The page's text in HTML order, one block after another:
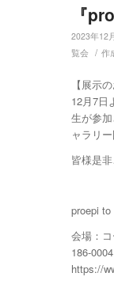
『
2023年12
覧会 / 作
【展示
12月7日
生が参
ャラリ
皆様是非
proepi to
会場：
186-
https://